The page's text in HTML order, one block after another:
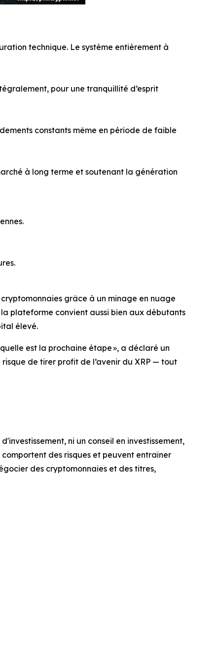
technique. Le système entièrement à
pour une tranquillité d’esprit
constants même en période de faible
à long terme et soutenant la génération
grâce à un minage en nuage
la plateforme convient aussi bien aux débutants
élevé.
est la prochaine étape », a déclaré un
de tirer profit de l’avenir du XRP — tout
ni un conseil en investissement,
des risques et peuvent entraîner
des cryptomonnaies et des titres,